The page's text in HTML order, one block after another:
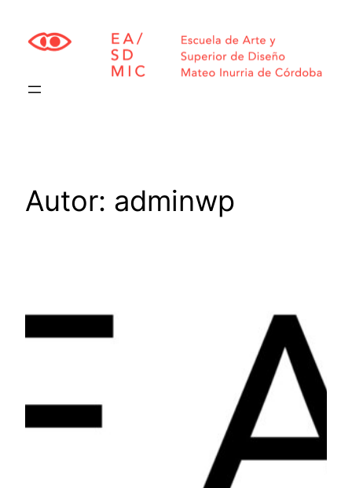
contenido
Autor: adminwp